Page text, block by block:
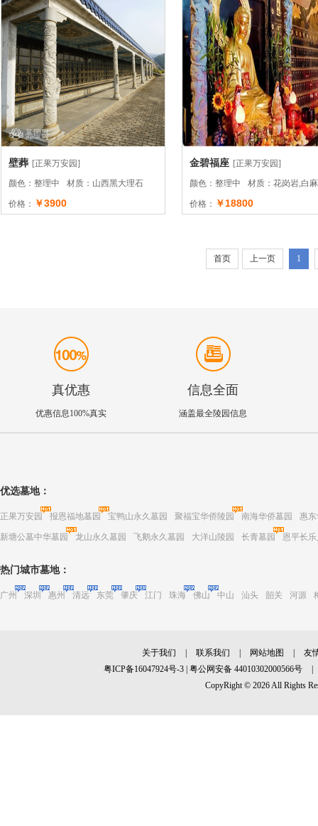
壁葬 [正果万安园]
颜色：整理中
材质：山西黑大理石
价格： ￥3900
金碧福座 [正果万安园]
颜色：整理中
材质：花岗岩,白
价格： ￥18800
首页 上一页 1
真优惠
优惠信息100%真实
信息全面
涵盖最全陵园信息
优选墓地：
正果万安园 报恩福地墓园 宝鸭山永久墓园 聚福宝华侨陵园 南海华侨墓园 惠
新塘公墓中华墓园 龙山永久墓园 飞鹅永久墓园 大洋山陵园 长青墓园 恩平长
热门城市墓地：
广州 深圳 惠州 清远 东莞 肇庆 江门 珠海 佛山 中山 汕头 韶关 河源
关于我们 联系我们 网站地图
友
粤ICP备16047924号-3 |粤公网安备 44010302000566号
CopyRight © 2026 All Rights